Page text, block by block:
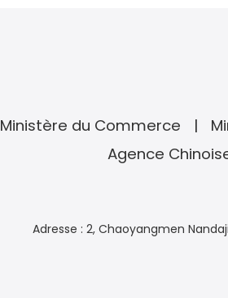
Ministère du Commerce
Agence
Adresse : 2, Chaoyangmen